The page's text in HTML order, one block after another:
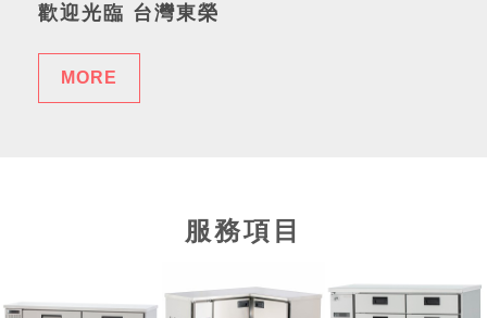
歡迎光臨 台灣東榮
MORE
服務項目